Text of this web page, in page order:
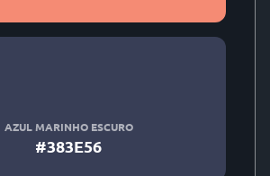
AZUL MARINHO ESCURO
#383E56